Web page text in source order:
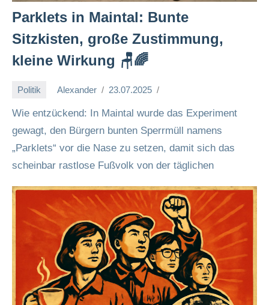
Parklets in Maintal: Bunte
Sitzkisten, große Zustimmung,
kleine Wirkung 🪑🌈
Politik Alexander 23.07.2025
Wie entzückend: In Maintal wurde das Experiment
gewagt, den Bürgern bunten Sperrmüll namens
„Parklets“ vor die Nase zu setzen, damit sich das
scheinbar rastlose Fußvolk von der täglichen